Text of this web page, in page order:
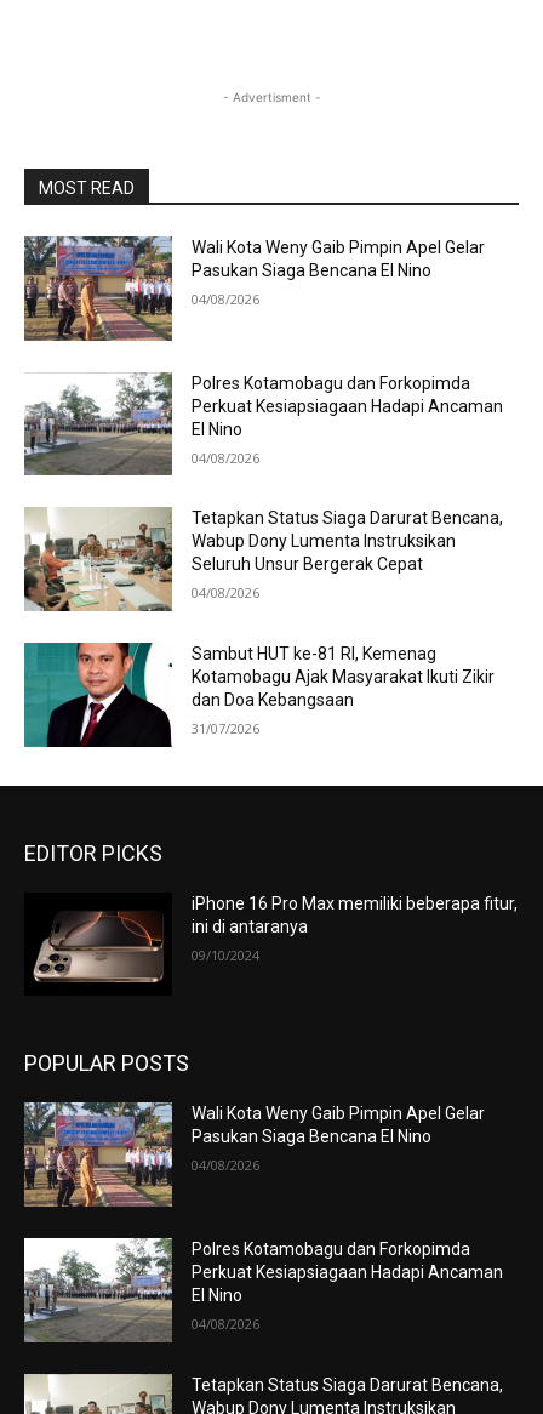
- Advertisment -
MOST READ
Wali Kota Weny Gaib Pimpin Apel Gelar
Pasukan Siaga Bencana El Nino
04/08/2026
Polres Kotamobagu dan Forkopimda
Perkuat Kesiapsiagaan Hadapi Ancaman
El Nino
04/08/2026
Tetapkan Status Siaga Darurat Bencana,
Wabup Dony Lumenta Instruksikan
Seluruh Unsur Bergerak Cepat
04/08/2026
Sambut HUT ke-81 RI, Kemenag
Kotamobagu Ajak Masyarakat Ikuti Zikir
dan Doa Kebangsaan
31/07/2026
EDITOR PICKS
iPhone 16 Pro Max memiliki beberapa fitur,
ini di antaranya
09/10/2024
POPULAR POSTS
Wali Kota Weny Gaib Pimpin Apel Gelar
Pasukan Siaga Bencana El Nino
04/08/2026
Polres Kotamobagu dan Forkopimda
Perkuat Kesiapsiagaan Hadapi Ancaman
El Nino
04/08/2026
Tetapkan Status Siaga Darurat Bencana,
Wabup Dony Lumenta Instruksikan